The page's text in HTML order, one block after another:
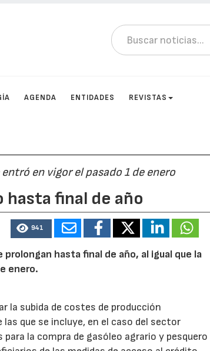
AGENDA ENTIDADES REVISTAS
en vigor el pasado 1 de enero
hasta final de año
941
hasta final de año, al igual que la
enero.
la subida de costes de producción
que se incluye, en el caso del sector
la compra de gasóleo agrario y pesquero